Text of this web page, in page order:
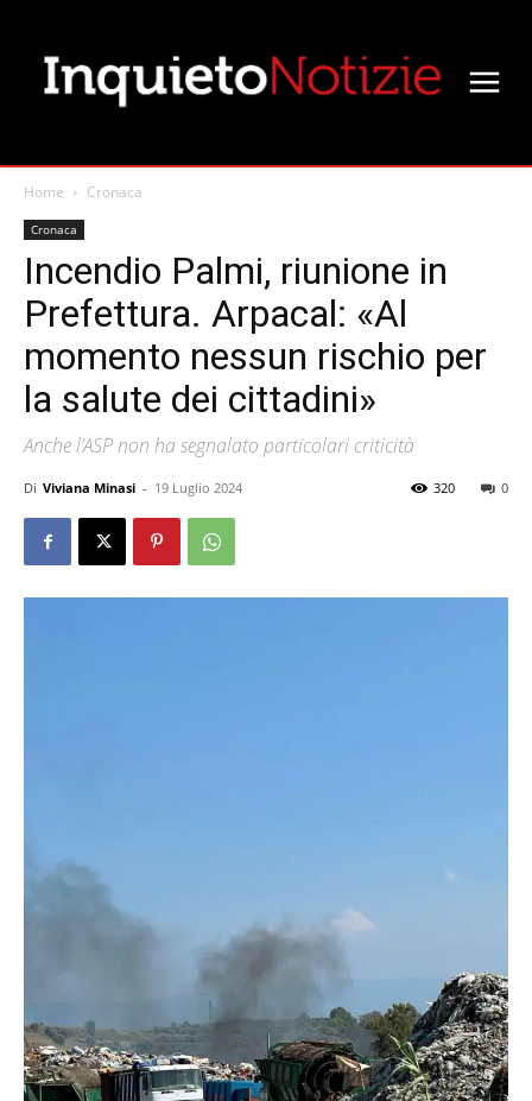
Home Cronaca
Cronaca
Incendio Palmi, riunione in
Prefettura. Arpacal: «Al
momento nessun rischio per
la salute dei cittadini»
Anche l’ASP non ha segnalato particolari criticità
Di Viviana Minasi - 19 Luglio 2024 0
320